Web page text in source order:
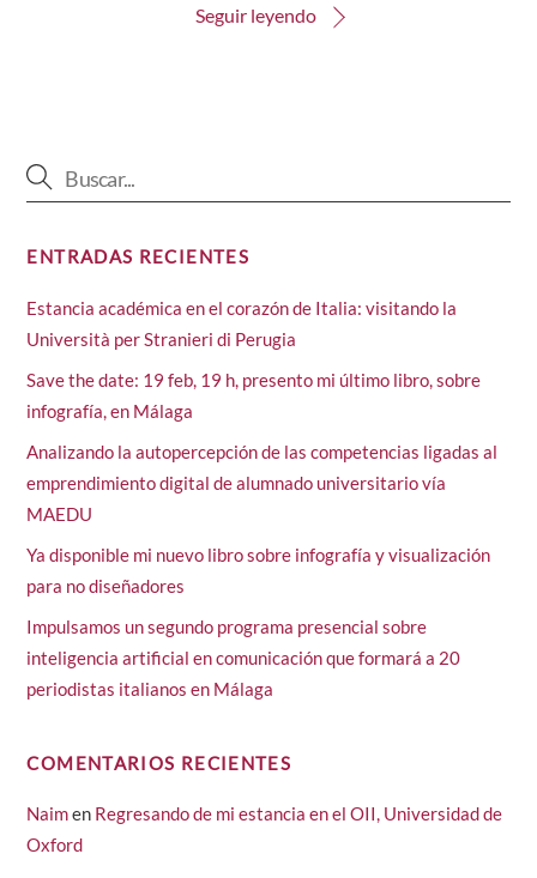
Seguir leyendo
ENTRADAS RECIENTES
Estancia académica en el corazón de Italia: visitando la
Università per Stranieri di Perugia
Save the date: 19 feb, 19 h, presento mi último libro, sobre
infografía, en Málaga
Analizando la autopercepción de las competencias ligadas al
emprendimiento digital de alumnado universitario vía
MAEDU
Ya disponible mi nuevo libro sobre infografía y visualización
para no diseñadores
Impulsamos un segundo programa presencial sobre
inteligencia artificial en comunicación que formará a 20
periodistas italianos en Málaga
COMENTARIOS RECIENTES
Naimen Regresando de mi estancia en el OII, Universidad de
Oxford